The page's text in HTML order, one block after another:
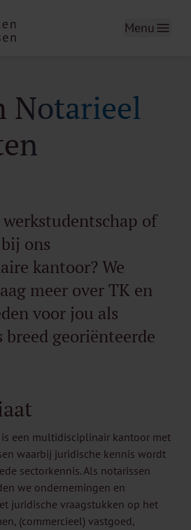
Menu
Notarieel
of
ons
kantoor? We
meer over TK en
voor jou als
georiënteerde
is een multidisciplinair kantoor met
waarbij juridische kennis wordt
sectorkennis. Als notarissen
we ondernemingen en
juridische vraagstukken op het
(commercieel) vastgoed,